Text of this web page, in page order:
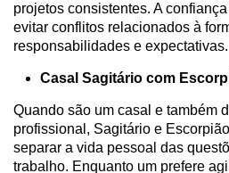
projetos consistentes. A
evitar conflitos relacionados à
responsabilidades e expectativas.
Casal Sagitário com
Quando são um casal e também
profissional, Sagitário e
separar a vida pessoal das
trabalho. Enquanto um prefere